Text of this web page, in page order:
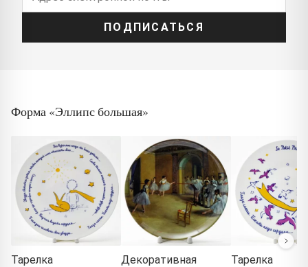
ПОДПИСАТЬСЯ
Форма «Эллипс большая»
Тарелка
Декоративная
Тарелка